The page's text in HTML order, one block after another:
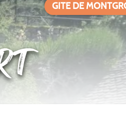
GITE DE